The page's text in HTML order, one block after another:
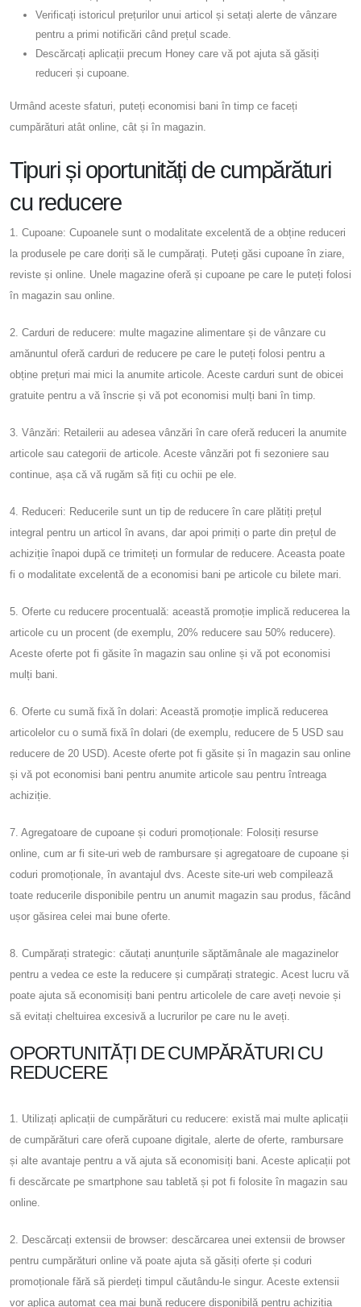
Verificați istoricul prețurilor unui articol și setați alerte de vânzare
pentru a primi notificări când prețul scade.
Descărcați aplicații precum Honey care vă pot ajuta să găsiți
reduceri și cupoane.
Urmând aceste sfaturi, puteți economisi bani în timp ce faceți
cumpărături atât online, cât și în magazin.
Tipuri și oportunități de cumpărături
cu reducere
1. Cupoane: Cupoanele sunt o modalitate excelentă de a obține reduceri
la produsele pe care doriți să le cumpărați. Puteți găsi cupoane în ziare,
reviste și online. Unele magazine oferă și cupoane pe care le puteți folosi
în magazin sau online.
2. Carduri de reducere: multe magazine alimentare și de vânzare cu
amănuntul oferă carduri de reducere pe care le puteți folosi pentru a
obține prețuri mai mici la anumite articole. Aceste carduri sunt de obicei
gratuite pentru a vă înscrie și vă pot economisi mulți bani în timp.
3. Vânzări: Retailerii au adesea vânzări în care oferă reduceri la anumite
articole sau categorii de articole. Aceste vânzări pot fi sezoniere sau
continue, așa că vă rugăm să fiți cu ochii pe ele.
4. Reduceri: Reducerile sunt un tip de reducere în care plătiți prețul
integral pentru un articol în avans, dar apoi primiți o parte din prețul de
achiziție înapoi după ce trimiteți un formular de reducere. Aceasta poate
fi o modalitate excelentă de a economisi bani pe articole cu bilete mari.
5. Oferte cu reducere procentuală: această promoție implică reducerea la
articole cu un procent (de exemplu, 20% reducere sau 50% reducere).
Aceste oferte pot fi găsite în magazin sau online și vă pot economisi
mulți bani.
6. Oferte cu sumă fixă ​​în dolari: Această promoție implică reducerea
articolelor cu o sumă fixă ​​în dolari (de exemplu, reducere de 5 USD sau
reducere de 20 USD). Aceste oferte pot fi găsite și în magazin sau online
și vă pot economisi bani pentru anumite articole sau pentru întreaga
achiziție.
7. Agregatoare de cupoane și coduri promoționale: Folosiți resurse
online, cum ar fi site-uri web de rambursare și agregatoare de cupoane și
coduri promoționale, în avantajul dvs. Aceste site-uri web compilează
toate reducerile disponibile pentru un anumit magazin sau produs, făcând
ușor găsirea celei mai bune oferte.
8. Cumpărați strategic: căutați anunțurile săptămânale ale magazinelor
pentru a vedea ce este la reducere și cumpărați strategic. Acest lucru vă
poate ajuta să economisiți bani pentru articolele de care aveți nevoie și
să evitați cheltuirea excesivă a lucrurilor pe care nu le aveți.
OPORTUNITĂȚI DE CUMPĂRĂTURI CU
REDUCERE
1. Utilizați aplicații de cumpărături cu reducere: există mai multe aplicații
de cumpărături care oferă cupoane digitale, alerte de oferte, rambursare
și alte avantaje pentru a vă ajuta să economisiți bani. Aceste aplicații pot
fi descărcate pe smartphone sau tabletă și pot fi folosite în magazin sau
online.
2. Descărcați extensii de browser: descărcarea unei extensii de browser
pentru cumpărături online vă poate ajuta să găsiți oferte și coduri
promoționale fără să pierdeți timpul căutându-le singur. Aceste extensii
vor aplica automat cea mai bună reducere disponibilă pentru achiziția